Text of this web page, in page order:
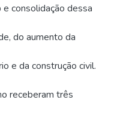
consolidação dessa
do aumento da
e da construção civil.
receberam três